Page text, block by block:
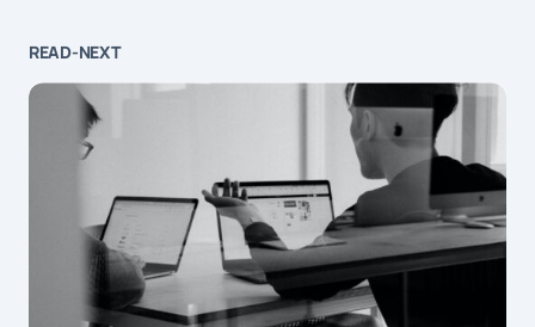
READ-NEXT